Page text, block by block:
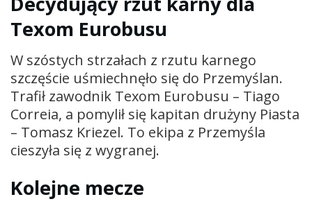
Texom Eurobusu
W szóstych strzałach z rzutu karnego
szczęście uśmiechnęło się do Przemyślan.
Trafił zawodnik Texom Eurobusu – Tiago
Correia, a pomylił się kapitan drużyny Piasta
– Tomasz Kriezel. To ekipa z Przemyśla
cieszyła się z wygranej.
Kolejne mecze